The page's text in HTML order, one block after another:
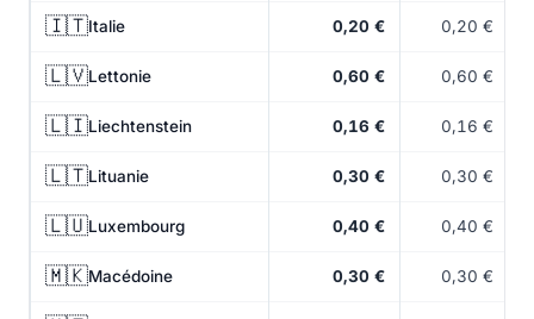
🇮🇹Italie 0,20 € 0,20 €
🇱🇻Lettonie 0,60 € 0,60 €
🇱🇮Liechtenstein 0,16 € 0,16 €
🇱🇹Lituanie 0,30 € 0,30 €
🇱🇺Luxembourg 0,40 € 0,40 €
🇲🇰Macédoine 0,30 € 0,30 €